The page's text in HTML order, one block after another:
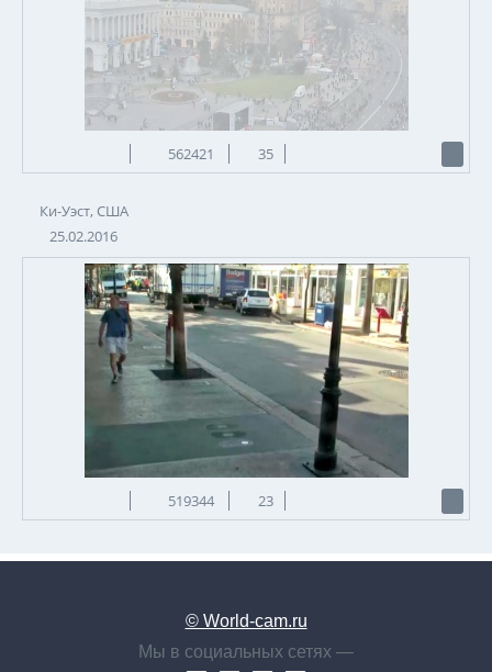
562421 35
Ки-Уэст, США
25.02.2016
519344 23
© World-cam.ru
Мы в социальных сетях —